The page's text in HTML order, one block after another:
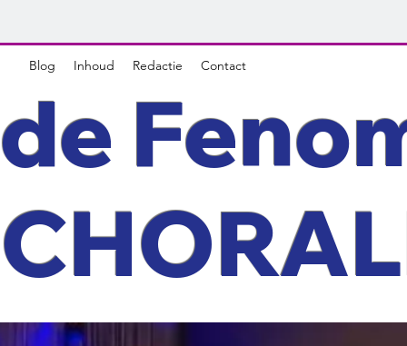
Blog Inhoud Redactie Contact
de